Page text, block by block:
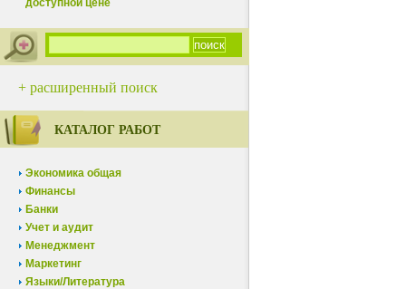
доступной цене
+ расширенный поиск
КАТАЛОГ РАБОТ
Экономика общая
Финансы
Банки
Учет и аудит
Менеджмент
Маркетинг
Языки/Литература